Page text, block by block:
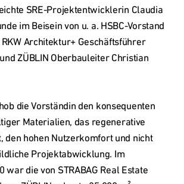
SRE-Projektentwicklerin Claudia
im Beisein von u. a. HSBC-Vorstand
Architektur+ Geschäftsführer
ZÜBLIN Oberbauleiter Christian
die Vorständin den konsequenten
Materialien, das regenerative
den hohen Nutzerkomfort und nicht
Projektabwicklung. Im
war die von STRABAG Real Estate